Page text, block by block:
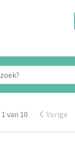
1 van 10 Vorige